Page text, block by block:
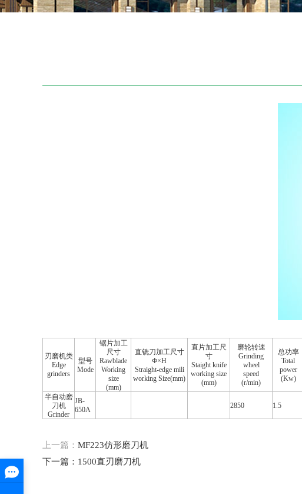
刃磨机类
Edge
grinders
型号
Mode
锯片加工
尺寸
Rawblade
Working
size
(mm)
直铣刀加工尺寸
Ф×H
Straight-edge mili
working Size(mm)
直片加工尺
寸
Staight knife
working size
(mm)
磨轮转速
Grinding
wheel
speed
(r/min)
总功率
Total
power
(Kw)
半自动磨
刀机
Grinder
JB-
650A
2850 1.5
上一篇： MF223仿形磨刀机
下一篇： 1500直刃磨刀机